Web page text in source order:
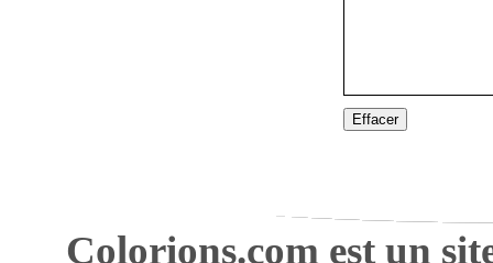
Effacer
Colorions.com est un